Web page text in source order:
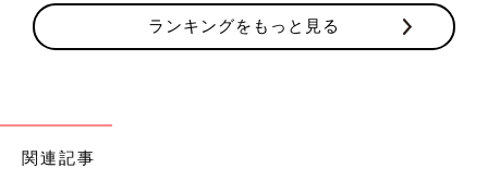
ランキングをもっと見る
関連記事